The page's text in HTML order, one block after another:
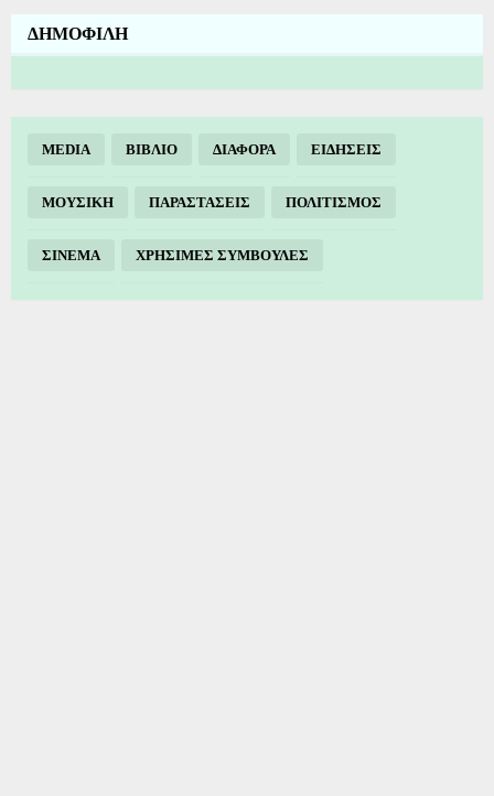
ΔΗΜΟΦΙΛΗ
MEDIA ΒΙΒΛΙΟ ΔΙΑΦΟΡΑ ΕΙΔΗΣΕΙΣ
ΜΟΥΣΙΚΗ ΠΑΡΑΣΤΑΣΕΙΣ ΠΟΛΙΤΙΣΜΟΣ
ΣΙΝΕΜΑ ΧΡΗΣΙΜΕΣ ΣΥΜΒΟΥΛΕΣ